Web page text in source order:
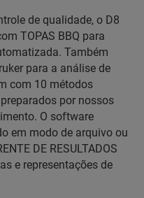
de qualidade, o D8
TOPAS BBQ para
Também
para a análise de
com 10 métodos
por nossos
O software
em modo de arquivo ou
DE RESULTADOS
e representações de